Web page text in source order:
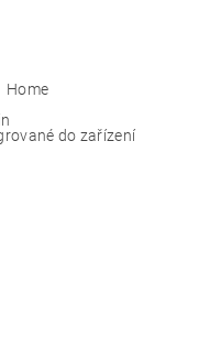
Home
do zařízení